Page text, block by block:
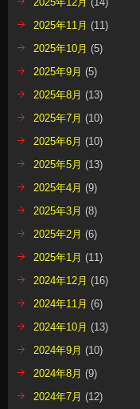
2025年11月 (11)
2025年10月 (5)
2025年9月 (5)
2025年8月 (13)
2025年7月 (10)
2025年6月 (10)
2025年5月 (13)
2025年4月 (9)
2025年3月 (8)
2025年2月 (6)
2025年1月 (11)
2024年12月 (16)
2024年11月 (6)
2024年10月 (13)
2024年9月 (10)
2024年8月 (9)
2024年7月 (12)